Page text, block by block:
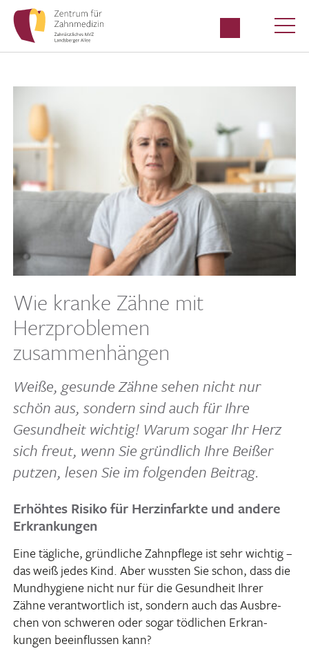
Wie kranke Zähne mit
Herzproblemen
zusammenhängen
Weiße, gesunde Zähne sehen nicht nur
schön aus, sondern sind auch für Ihre
Gesund­heit wichtig! Warum sogar Ihr Herz
sich freut, wenn Sie gründ­lich Ihre Beißer
putzen, lesen Sie im folgenden Beitrag.
Erhöhtes Risiko für Herzinfarkte und andere
Erkrankungen
Eine tägliche, gründ­liche Zahn­pflege ist sehr wichtig –
das weiß jedes Kind. Aber wussten Sie schon, dass die
Mund­hy­giene nicht nur für die Gesund­heit Ihrer
Zähne verant­wort­lich ist, sondern auch das Ausbre­
chen von schweren oder sogar tödli­chen Erkran­
kungen beein­flussen kann?